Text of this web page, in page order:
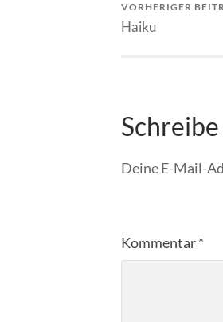
VORHERIGER
Haiku
Deine E-Mail-
Kommentar*